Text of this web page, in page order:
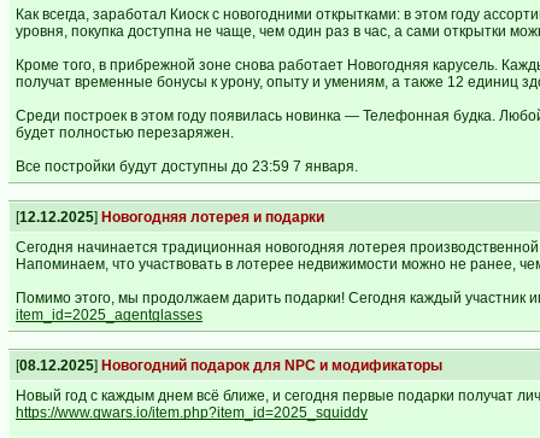
Как всегда, заработал Киоск с новогодними открытками: в этом году
уровня, покупка доступна не чаще, чем один раз в час, а сами открытки
Кроме того, в прибрежной зоне снова работает Новогодняя карусель.
получат временные бонусы к урону, опыту и умениям, а также 12 единиц
Среди построек в этом году появилась новинка — Телефонная будка.
будет полностью перезаряжен.
Все постройки будут доступны до 23:59 7 января.
[12.12.2025] Новогодняя лотерея и подарки
Сегодня начинается традиционная новогодняя лотерея
Напоминаем, что участвовать в лотерее недвижимости можно не ранее,
Помимо этого, мы продолжаем дарить подарки! Сегодня каждый участник
item_id=2025_agentglasses
[08.12.2025] Новогодний подарок для NPC и модификаторы
Новый год с каждым днем всё ближе, и сегодня первые подарки получат
https://www.gwars.io/item.php?item_id=2025_squiddy